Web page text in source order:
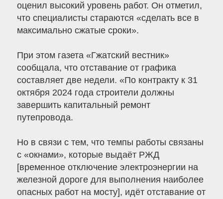
оценил высокий уровень работ. Он отметил,
что специалисты стараются «сделать все в
максимально сжатые сроки».
При этом газета «Гжатский вестник»
сообщала, что отставание от графика
составляет две недели. «По контракту к 31
октября 2024 года строители должны
завершить капитальный ремонт
путепровода.
Но в связи с тем, что темпы работы связаны
с «окнами», которые выдаёт РЖД
[временное отключение электроэнергии на
железной дороге для выполнения наиболее
опасных работ на мосту], идёт отставание от